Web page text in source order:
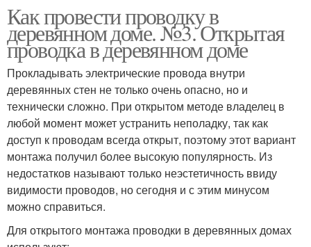
Как провести проводку в
деревянном доме. №3. Открытая
проводка в деревянном доме
Прокладывать электрические провода внутри
деревянных стен не только очень опасно, но и
технически сложно. При открытом методе владелец в
любой момент может устранить неполадку, так как
доступ к проводам всегда открыт, поэтому этот вариант
монтажа получил более высокую популярность. Из
недостатков называют только неэстетичность ввиду
видимости проводов, но сегодня и с этим минусом
можно справиться.
Для открытого монтажа проводки в деревянных домах